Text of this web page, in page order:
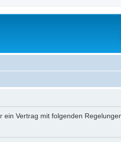
ein Vertrag mit folgenden